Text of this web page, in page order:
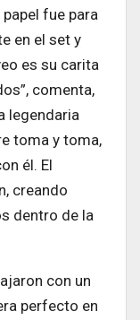
fue para
en el set y
es su carita
comenta,
legendaria
toma y toma,
él. El
creando
dentro de la
con un
perfecto en